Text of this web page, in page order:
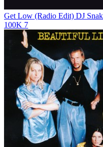
Get Low (Radio Edit) DJ
100K 7